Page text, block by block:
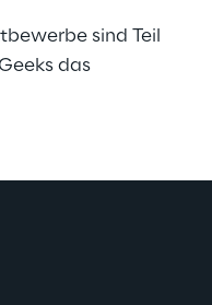
sind Teil
das